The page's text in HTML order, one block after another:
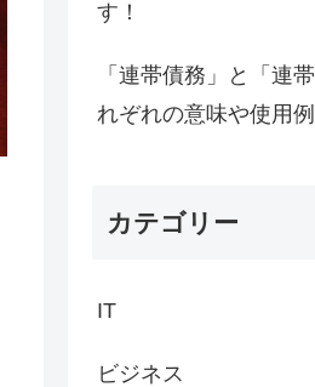
す！
「連帯債務」と「連
れぞれの意味や使用
カテゴリー
IT
ビジネス